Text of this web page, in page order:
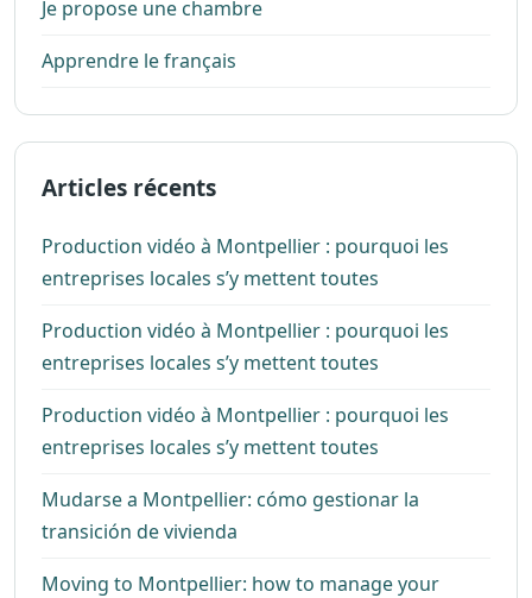
Je propose une chambre
Apprendre le français
Articles récents
Production vidéo à Montpellier : pourquoi les
entreprises locales s’y mettent toutes
Production vidéo à Montpellier : pourquoi les
entreprises locales s’y mettent toutes
Production vidéo à Montpellier : pourquoi les
entreprises locales s’y mettent toutes
Mudarse a Montpellier: cómo gestionar la
transición de vivienda
Moving to Montpellier: how to manage your